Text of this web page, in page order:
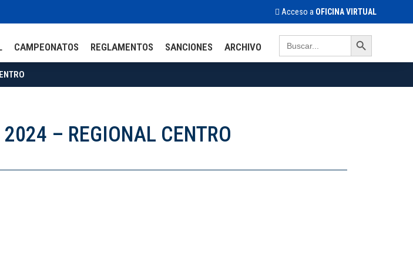
Acceso a OFICINA VIRTUAL
CAMPEONATOS REGLAMENTOS SANCIONES ARCHIVO
Search
for:
Search Button
– REGIONAL CENTRO